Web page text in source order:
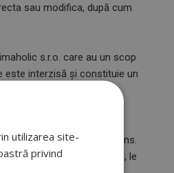
sau modifica, după cum
s.r.o. care au un scop
este interzisă și constituie un
cu 30 de zile în avans.
dacă va fi cazul, le
utilizarea site-
privind